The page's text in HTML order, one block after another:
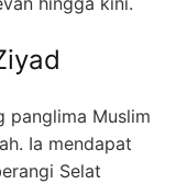
panglima Muslim
Ia mendapat
Selat